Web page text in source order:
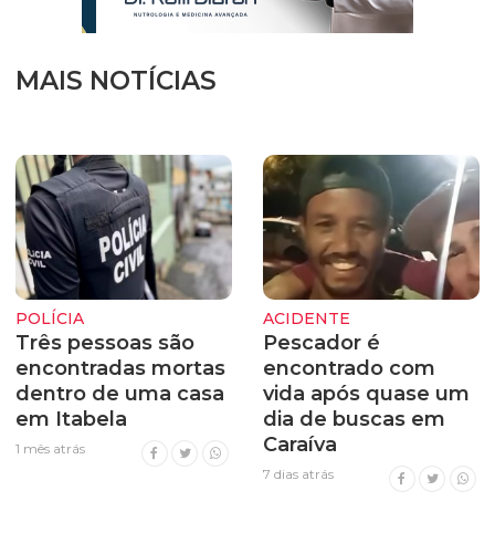
MAIS NOTÍCIAS
POLÍCIA
Três pessoas são
encontradas mortas
dentro de uma casa
em Itabela
1 mês atrás
ACIDENTE
Pescador é
encontrado com
vida após quase um
dia de buscas em
Caraíva
7 dias atrás